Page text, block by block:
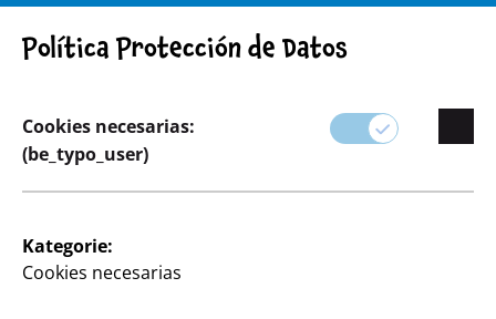
Fiestas y Regalos
Política Protección de Datos
Cookies necesarias:
(be_typo_user)
Kategorie:
Cookies necesarias